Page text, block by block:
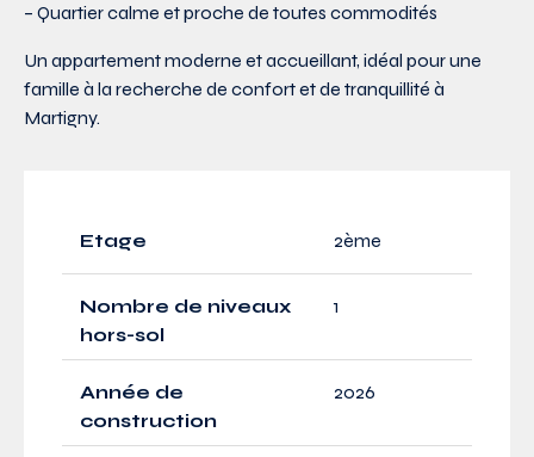
– Quartier calme et proche de toutes commodités
Un appartement moderne et accueillant, idéal pour une
famille à la recherche de confort et de tranquillité à
Martigny.
Etage 2ème
Nombre de niveaux
hors-sol
1
Année de
construction
2026